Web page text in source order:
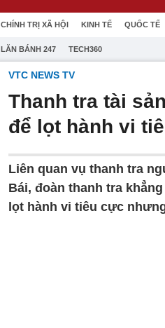
CHÍNH TRỊ XÃ HỘI KINH TẾ QUỐC TẾ
LĂN BÁNH 247 TECH360
VTC NEWS TV
Thanh tra tài
để lọt hành vi
Liên quan vụ thanh tra
Bái, đoàn thanh tra
lọt hành vi tiêu cực